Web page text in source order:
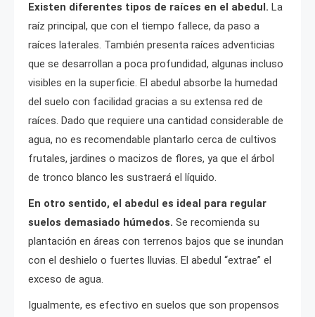
Existen diferentes tipos de raíces en el abedul. La
raíz principal, que con el tiempo fallece, da paso a
raíces laterales. También presenta raíces adventicias
que se desarrollan a poca profundidad, algunas incluso
visibles en la superficie. El abedul absorbe la humedad
del suelo con facilidad gracias a su extensa red de
raíces. Dado que requiere una cantidad considerable de
agua, no es recomendable plantarlo cerca de cultivos
frutales, jardines o macizos de flores, ya que el árbol
de tronco blanco les sustraerá el líquido.
En otro sentido, el abedul es ideal para regular
suelos demasiado húmedos. Se recomienda su
plantación en áreas con terrenos bajos que se inundan
con el deshielo o fuertes lluvias. El abedul “extrae” el
exceso de agua.
Igualmente, es efectivo en suelos que son propensos